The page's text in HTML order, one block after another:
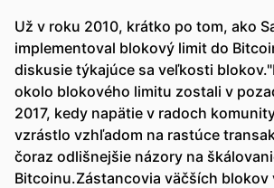
Už v roku 2010, krátko po tom, ako
implementoval blokový limit do
diskusie týkajúce sa veľkosti
okolo blokového limitu zostali v
2017, kedy napätie v radoch
vzrástlo vzhľadom na rastúce
čoraz odlišnejšie názory na
Bitcoinu.Zástancovia väčších blokov